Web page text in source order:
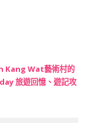
Kang Wat藝術村的
旅遊回憶、遊記攻